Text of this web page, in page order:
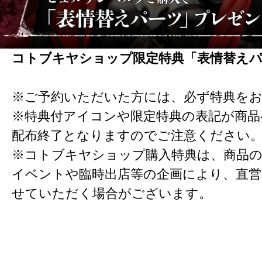
コトブキヤショップ限定特典「表情替え
※ご予約いただいた方には、必ず特典を
※特典付アイコンや限定特典の表記が商
配布終了となりますのでご注意ください
※コトブキヤショップ購入特典は、商品
イベントや臨時出店等の企画により、直
せていただく場合がございます。